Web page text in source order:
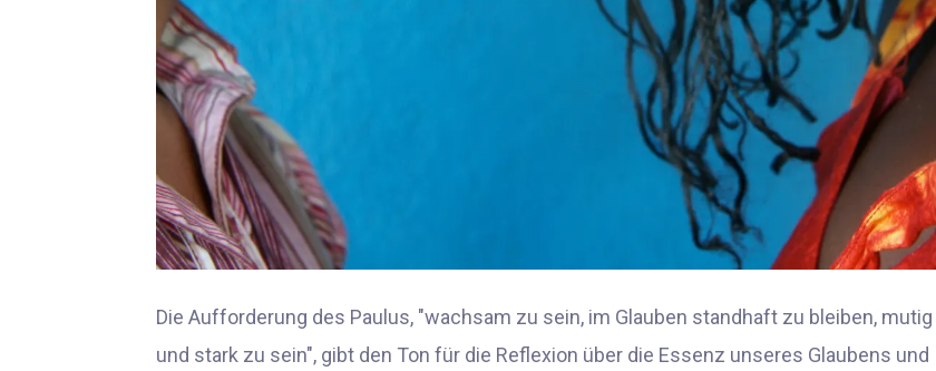
Die Aufforderung des Paulus, "wachsam zu sein, im Glauben standhaft zu bleiben, mutig
und stark zu sein", gibt den Ton für die Reflexion über die Essenz unseres Glaubens und